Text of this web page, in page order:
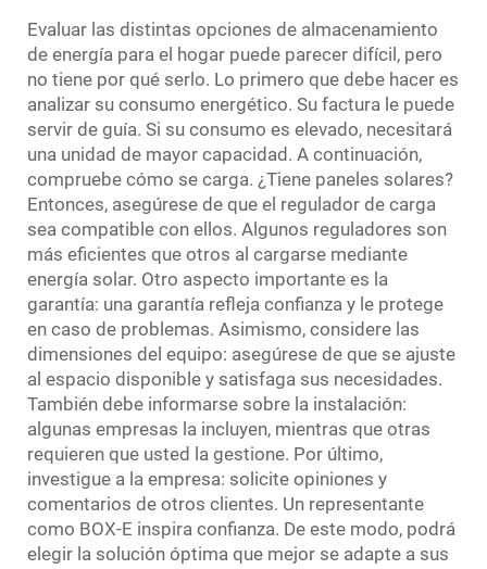
Evaluar las distintas opciones de almacenamiento
de energía para el hogar puede parecer difícil, pero
no tiene por qué serlo. Lo primero que debe hacer es
analizar su consumo energético. Su factura le puede
servir de guía. Si su consumo es elevado, necesitará
una unidad de mayor capacidad. A continuación,
compruebe cómo se carga. ¿Tiene paneles solares?
Entonces, asegúrese de que el regulador de carga
sea compatible con ellos. Algunos reguladores son
más eficientes que otros al cargarse mediante
energía solar. Otro aspecto importante es la
garantía: una garantía refleja confianza y le protege
en caso de problemas. Asimismo, considere las
dimensiones del equipo: asegúrese de que se ajuste
al espacio disponible y satisfaga sus necesidades.
También debe informarse sobre la instalación:
algunas empresas la incluyen, mientras que otras
requieren que usted la gestione. Por último,
investigue a la empresa: solicite opiniones y
comentarios de otros clientes. Un representante
como BOX-E inspira confianza. De este modo, podrá
elegir la solución óptima que mejor se adapte a sus